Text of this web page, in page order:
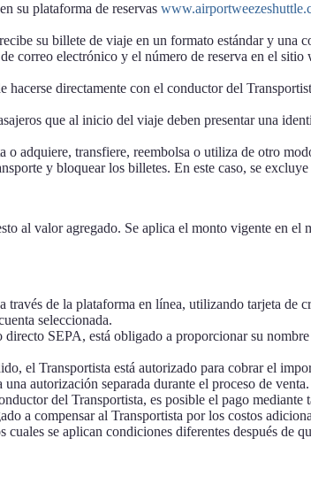
su plataforma de reservas
su billete de viaje en un formato estándar y
correo electrónico y el número de reserva en el
directamente con el conductor del
que al inicio del viaje deben presentar una
adquiere, transfiere, reembolsa o utiliza de otro
y bloquear los billetes. En este caso, se
al valor agregado. Se aplica el monto vigente en
través de la plataforma en línea, utilizando tarjeta
seleccionada.
SEPA, está obligado a proporcionar su
el Transportista está autorizado para cobrar el
autorización separada durante el proceso de venta.
del Transportista, es posible el pago mediante
a compensar al Transportista por los costos
se aplican condiciones diferentes después